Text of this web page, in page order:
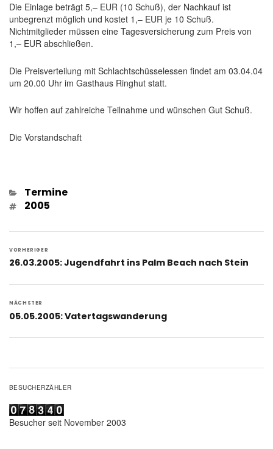
Die Einlage beträgt 5,– EUR (10 Schuß), der Nachkauf ist
unbegrenzt möglich und kostet 1,– EUR je 10 Schuß.
Nichtmitglieder müssen eine Tagesversicherung zum Preis von
1,– EUR abschließen.
Die Preisverteilung mit Schlachtschüsselessen findet am 03.04.04
um 20.00 Uhr im Gasthaus Ringhut statt.
Wir hoffen auf zahlreiche Teilnahme und wünschen Gut Schuß.
Die Vorstandschaft
Kategorien
Termine
Schlagwörter
2005
Beitragsnavigation
VORHERIGER
Vorheriger
26.03.2005: Jugendfahrt ins Palm Beach nach Stein
NÄCHSTER
Nächster
05.05.2005: Vatertagswanderung
BESUCHERZÄHLER
Besucher seit November 2003